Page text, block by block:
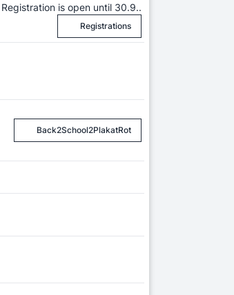
Registration is open until 30.9..
Registrations
Back2School2PlakatRot